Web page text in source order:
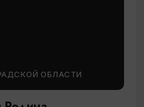
ОБЛАСТИ